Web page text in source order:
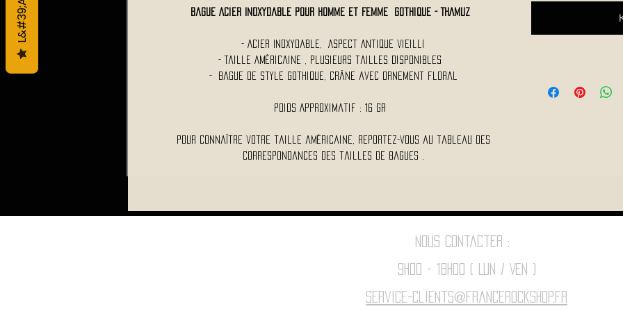
Bague Acier Inoxydable Pour Homme et Femme Gothique - THAMUZ
- Acier Inoxydable, Aspect Antique vieilli
- Taille Américaine , Plusieurs tailles disponibles
- Bague de style gothique, crâne avec ornement floral
Poids Approximatif : 16 Gr
Pour connaître votre taille américaine, reportez-vous au tableau des
correspondances des tailles de bagues .
Nous contacter :
9h00 - 18H00 ( Lun / Ven )
Service-clients@francerockshop.fr